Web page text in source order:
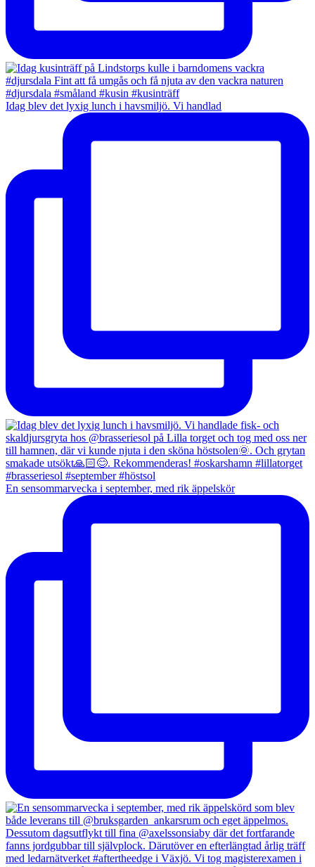
Idag blev det lyxig lunch i havsmiljö. Vi handlad
En sensommarvecka i september, med rik äppelskör